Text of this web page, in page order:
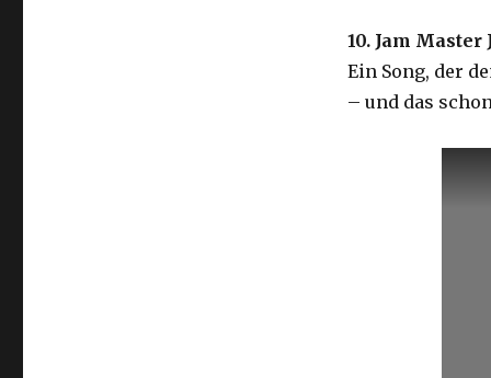
10. Jam Master
Ein Song, der
– und das